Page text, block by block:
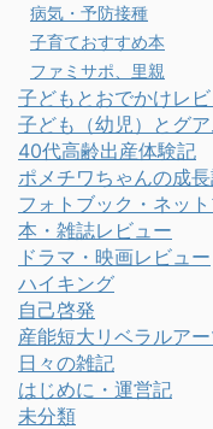
病気・予防接種
子育ておすすめ本
ファミサポ、里親
子どもとおでかけレ
子ども（幼児）とグ
40代高齢出産体験記
ポメチワちゃんの成
フォトブック・ネッ
本・雑誌レビュー
ドラマ・映画レビュー
ハイキング
自己啓発
産能短大リベラルア
日々の雑記
はじめに・運営記
未分類